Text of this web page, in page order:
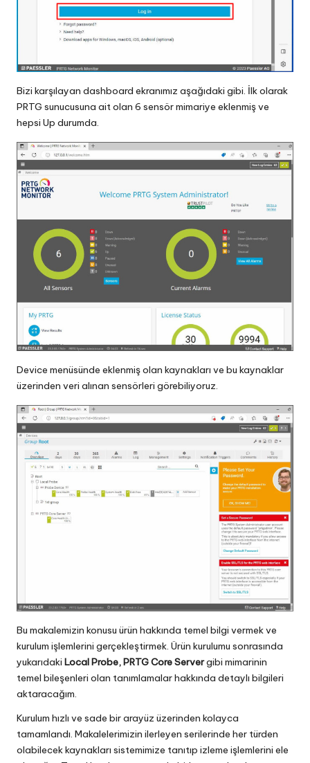
Bizi karşılayan dashboard ekranımız aşağıdaki gibi. İlk olarak
PRTG sunucusuna ait olan 6 sensör mimariye eklenmiş ve
hepsi Up durumda.
Device menüsünde eklenmiş olan kaynakları ve bu kaynaklar
üzerinden veri alınan sensörleri görebiliyoruz.
Bu makalemizin konusu ürün hakkında temel bilgi vermek ve
kurulum işlemlerini gerçekleştirmek. Ürün kurulumu sonrasında
yukarıdaki Local Probe, PRTG Core Servergibi mimarinin
temel bileşenleri olan tanımlamalar hakkında detaylı bilgileri
aktaracağım.
Kurulum hızlı ve sade bir arayüz üzerinden kolayca
tamamlandı. Makalelerimizin ilerleyen serilerinde her türden
olabilecek kaynakları sistemimize tanıtıp izleme işlemlerini ele